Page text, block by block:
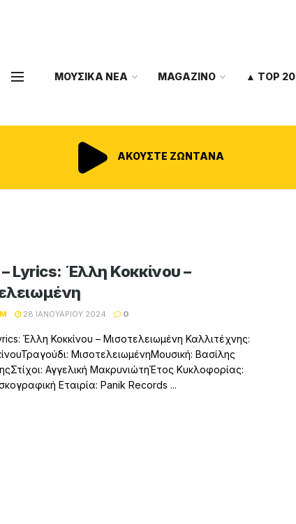
ΜΟΥΣΙΚΑ ΝΕΑ MAGAZINO ▲ TOP 20
ΑΚΟΥΣΤΕ ΖΩΝΤΑΝΑ
– Lyrics: Έλλη Κοκκίνου –
28 ΙΑΝΟΥΑΡΊΟΥ 2024 0
Έλλη Κοκκίνου – Μισοτελειωμένη Καλλιτέχνης:
ΜισοτελειωμένηΜουσική: Βασίλης
Αγγελική ΜακρυνιώτηΈτος Κυκλοφορίας:
Εταιρία: Panik Records ...